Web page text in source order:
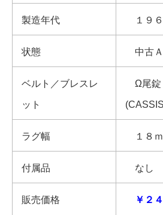
製造年代 １９
状態 中古Ａ
ベルト／ブレスレ
ット
Ω尾錠
ラグ幅 １８
付属品 なし
販売価格 ￥２